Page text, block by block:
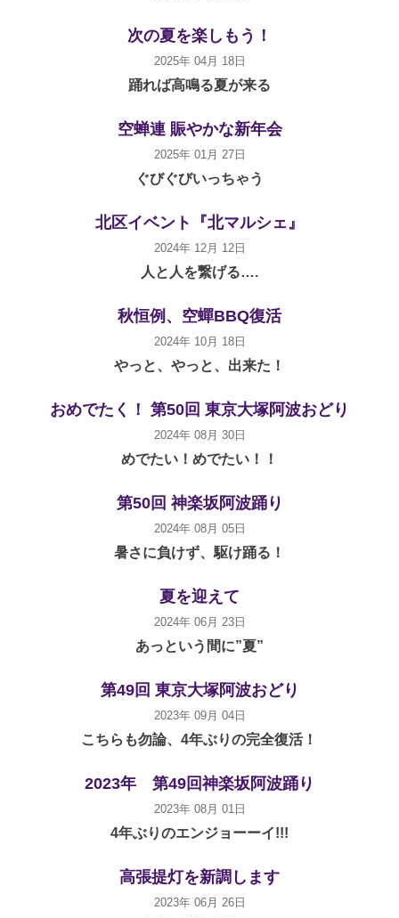
次の夏を楽しもう！
2025年 04月 18日
踊れば高鳴る夏が来る
空蝉連 賑やかな新年会
2025年 01月 27日
ぐびぐびいっちゃう
北区イベント『北マルシェ』
2024年 12月 12日
人と人を繋げる….
秋恒例、空蟬BBQ復活
2024年 10月 18日
やっと、やっと、出来た！
おめでたく！ 第50回 東京大塚阿波おどり
2024年 08月 30日
めでたい！めでたい！！
第50回 神楽坂阿波踊り
2024年 08月 05日
暑さに負けず、駆け踊る！
夏を迎えて
2024年 06月 23日
あっという間に”夏”
第49回 東京大塚阿波おどり
2023年 09月 04日
こちらも勿論、4年ぶりの完全復活！
2023年 第49回神楽坂阿波踊り
2023年 08月 01日
4年ぶりのエンジョーーイ!!!
高張提灯を新調します
2023年 06月 26日